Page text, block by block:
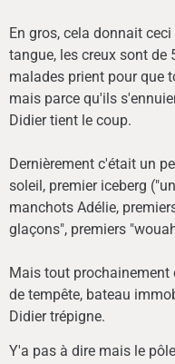
En gros, cela donnait
tangue, les creux sont de
malades prient pour que
mais parce qu'ils
Didier tient le coup.
Dernièrement c'était un
soleil, premier iceberg
manchots Adélie,
glaçons", premiers
Mais tout prochainement
de tempête, bateau
Didier trépigne.
Y'a pas à dire mais le